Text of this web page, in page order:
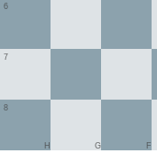
6
7
8
F
G
H